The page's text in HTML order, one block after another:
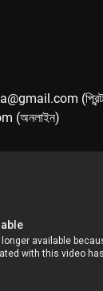
(অনলাইন)